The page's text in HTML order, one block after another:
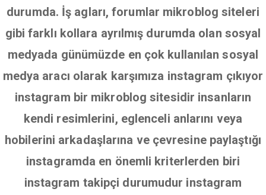
durumda. İş agları, forumlar mikroblog siteleri
gibi farklı kollara ayrılmış durumda olan sosyal
medyada günümüzde en çok kullanılan sosyal
medya aracı olarak karşımıza instagram çıkıyor
instagram bir mikroblog sitesidir insanların
kendi resimlerini, eglenceli anlarını veya
hobilerini arkadaşlarına ve çevresine paylaştığı
instagramda en önemli kriterlerden biri
instagram takipçi durumudur instagram